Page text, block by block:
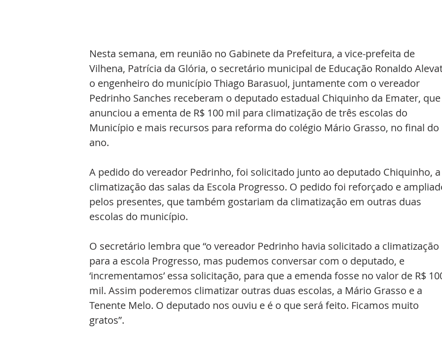
Nesta semana, em reunião no Gabinete da Prefeitura, a vice-prefeita de
Vilhena, Patrícia da Glória, o secretário municipal de Educação Ronaldo
o engenheiro do município Thiago Barasuol, juntamente com o vereador
Pedrinho Sanches receberam o deputado estadual Chiquinho da Emater,
anunciou a ementa de R$ 100 mil para climatização de três escolas do
Município e mais recursos para reforma do colégio Mário Grasso, no final do
ano.
A pedido do vereador Pedrinho, foi solicitado junto ao deputado Chiquinho,
climatização das salas da Escola Progresso. O pedido foi reforçado e
pelos presentes, que também gostariam da climatização em outras duas
escolas do município.
O secretário lembra que “o vereador Pedrinho havia solicitado a climatização
para a escola Progresso, mas pudemos conversar com o deputado, e
‘incrementamos’ essa solicitação, para que a emenda fosse no valor de R$
mil. Assim poderemos climatizar outras duas escolas, a Mário Grasso e a
Tenente Melo. O deputado nos ouviu e é o que será feito. Ficamos muito
gratos”.